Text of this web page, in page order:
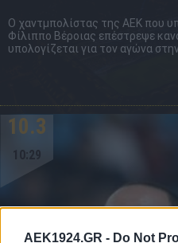
AEK1924.GR - Do Not
Ο χαντμπολίστας της ΑΕΚ που
Φίλιππο Βέροιας επέστρεψε
υπολογίζεται για τον αγώνα
10.3
10:29